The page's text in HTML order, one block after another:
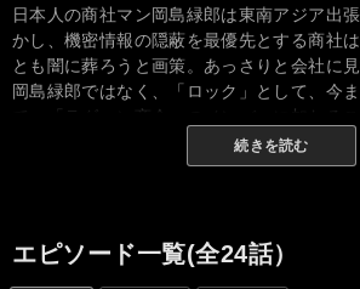
日本人の商社マン岡島緑郎は東南アジア出
かし、機密情報の隠蔽を最優先とする商社
とも闇に葬ろうと画策。あっさりと会社に
岡島緑郎ではなく、「ロック」として、今
て、「ラグーン商会」のメンバーに加わる
た。東南アジアの悪徳の街ロアナプラを舞
人のボス、ダッチ、メカニック担当のベニ
続きを読む
エピソード一覧(全24話）